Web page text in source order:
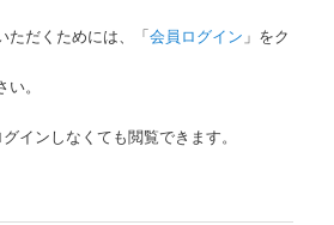
ただくためには、「会員ログイン 」をク
。
グインしなくても閲覧できます。